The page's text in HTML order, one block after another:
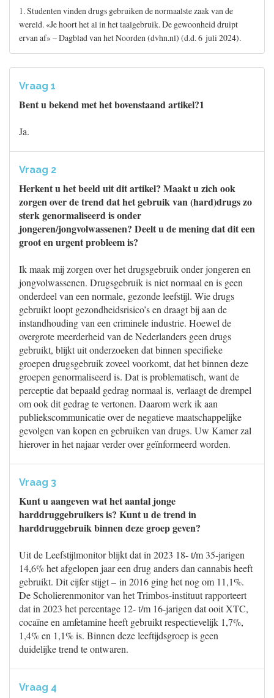
1. Studenten vinden drugs gebruiken de normaalste zaak van de
wereld. «Je hoort het al in het taalgebruik. De gewoonheid druipt
ervan af» – Dagblad van het Noorden (dvhn.nl) (d.d. 6 juli 2024).
Vraag 1
Bent u bekend met het bovenstaand artikel?1
Ja.
Vraag 2
Herkent u het beeld uit dit artikel? Maakt u zich ook
zorgen over de trend dat het gebruik van (hard)drugs zo
sterk genormaliseerd is onder
jongeren/jongvolwassenen? Deelt u de mening dat dit een
groot en urgent probleem is?
Ik maak mij zorgen over het drugsgebruik onder jongeren en
jongvolwassenen. Drugsgebruik is niet normaal en is geen
onderdeel van een normale, gezonde leefstijl. Wie drugs
gebruikt loopt gezondheidsrisico’s en draagt bij aan de
instandhouding van een criminele industrie. Hoewel de
overgrote meerderheid van de Nederlanders geen drugs
gebruikt, blijkt uit onderzoeken dat binnen specifieke
groepen drugsgebruik zoveel voorkomt, dat het binnen deze
groepen genormaliseerd is. Dat is problematisch, want de
perceptie dat bepaald gedrag normaal is, verlaagt de drempel
om ook dit gedrag te vertonen. Daarom werk ik aan
publiekscommunicatie over de negatieve maatschappelijke
gevolgen van kopen en gebruiken van drugs. Uw Kamer zal
hierover in het najaar verder over geïnformeerd worden.
Vraag 3
Kunt u aangeven wat het aantal jonge
harddruggebruikers is? Kunt u de trend in
harddruggebruik binnen deze groep geven?
Uit de Leefstijlmonitor blijkt dat in 2023 18- t/m 35-jarigen
14,6% het afgelopen jaar een drug anders dan cannabis heeft
gebruikt. Dit cijfer stijgt – in 2016 ging het nog om 11,1%.
De Scholierenmonitor van het Trimbos-instituut rapporteert
dat in 2023 het percentage 12- t/m 16-jarigen dat ooit XTC,
cocaïne en amfetamine heeft gebruikt respectievelijk 1,7%,
1,4% en 1,1% is. Binnen deze leeftijdsgroep is geen
duidelijke trend te ontwaren.
Vraag 4